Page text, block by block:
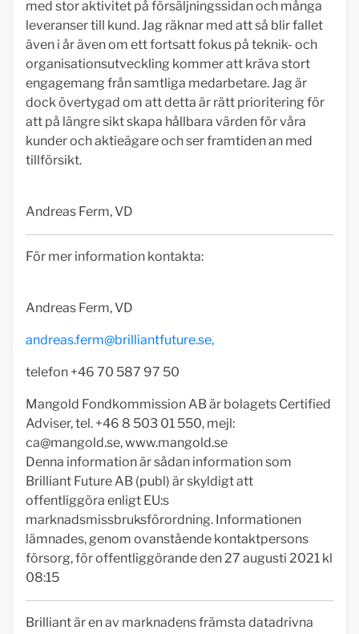
med stor aktivitet på försäljningssidan och många
leveranser till kund. Jag räknar med att så blir fallet
även i år även om ett fortsatt fokus på teknik- och
organisationsutveckling kommer att kräva stort
engagemang från samtliga medarbetare. Jag är
dock övertygad om att detta är rätt prioritering för
att på längre sikt skapa hållbara värden för våra
kunder och aktieägare och ser framtiden an med
tillförsikt.
Andreas Ferm, VD
För mer information kontakta:
Andreas Ferm, VD
andreas.ferm@brilliantfuture.se,
telefon +46 70 587 97 50
Mangold Fondkommission AB är bolagets Certified
Adviser, tel. +46 8 503 01 550, mejl:
ca@mangold.se, www.mangold.se
Denna information är sådan information som
Brilliant Future AB (publ) är skyldigt att
offentliggöra enligt EU:s
marknadsmissbruksförordning. Informationen
lämnades, genom ovanstående kontaktpersons
försorg, för offentliggörande den 27 augusti 2021 kl
08:15
Brilliant är en av marknadens främsta datadrivna